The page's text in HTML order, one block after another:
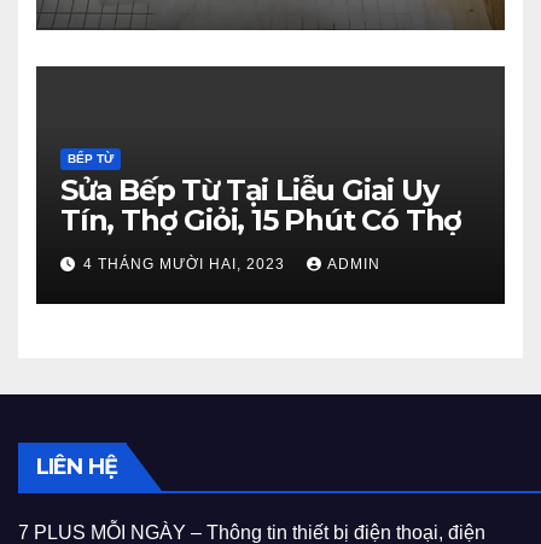
BẾP TỪ
Sửa Bếp Từ Tại Liễu Giai Uy
Tín, Thợ Giỏi, 15 Phút Có Thợ
4 THÁNG MƯỜI HAI, 2023 ADMIN
LIÊN HỆ
7 PLUS MỖI NGÀY – Thông tin thiết bị điện thoại, điện